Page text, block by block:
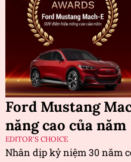
Ford Mustang
năng cao của năm
EDITOR'S CHOICE
Nhân dịp kỷ niệm 30 năm